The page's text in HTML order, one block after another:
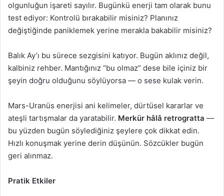
olgunluğun işareti sayılır. Bugünkü enerji tam olarak bunu
test ediyor: Kontrolü bırakabilir misiniz? Planınız
değiştiğinde paniklemek yerine merakla bakabilir misiniz?
Balık Ay’ı bu sürece sezgisini katıyor. Bugün aklınız değil,
kalbiniz rehber. Mantığınız “bu olmaz” dese bile içiniz bir
şeyin doğru olduğunu söylüyorsa — o sese kulak verin.
Mars-Uranüs enerjisi ani kelimeler, dürtüsel kararlar ve
ateşli tartışmalar da yaratabilir. Merkür hâlâ retrogratta —
bu yüzden bugün söylediğiniz şeylere çok dikkat edin.
Hızlı konuşmak yerine derin düşünün. Sözcükler bugün
geri alınmaz.
Pratik Etkiler